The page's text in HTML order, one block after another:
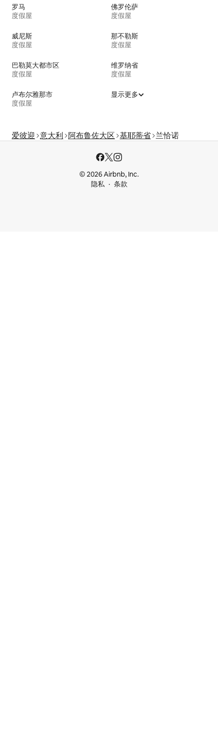
罗马
度假屋
佛罗伦萨
度假屋
威尼斯
度假屋
那不勒斯
度假屋
巴勒莫大都市区
度假屋
维罗纳省
度假屋
卢布尔雅那市
度假屋
显示更多
爱彼迎 意大利 阿布鲁佐大区 基耶蒂省 兰恰诺
© 2026 Airbnb, Inc.
隐私
条款